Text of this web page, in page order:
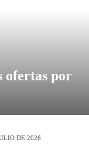
ofertas por
DE 2026